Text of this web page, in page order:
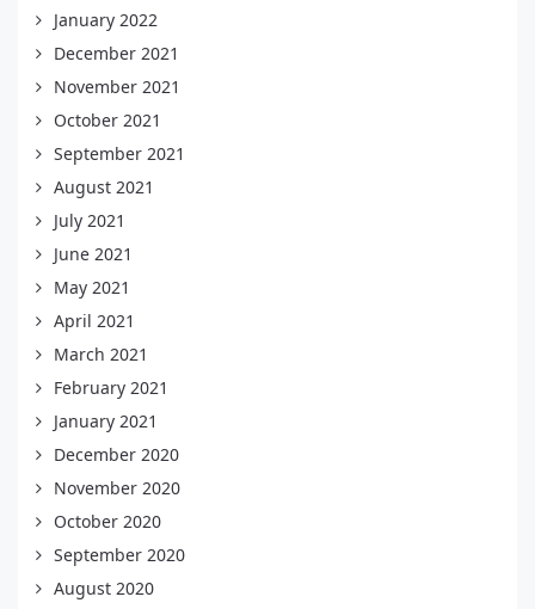
January 2022
December 2021
November 2021
October 2021
September 2021
August 2021
July 2021
June 2021
May 2021
April 2021
March 2021
February 2021
January 2021
December 2020
November 2020
October 2020
September 2020
August 2020